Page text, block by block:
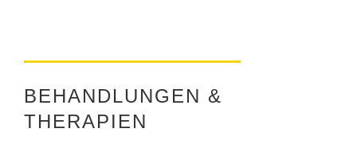
BEHANDLUNGEN &
THERAPIEN